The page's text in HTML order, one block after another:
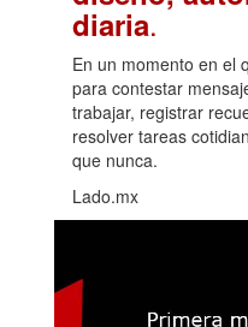
diaria.
En un momento en el
para contestar
trabajar, registrar
resolver tareas
que nunca.
Lado.mx